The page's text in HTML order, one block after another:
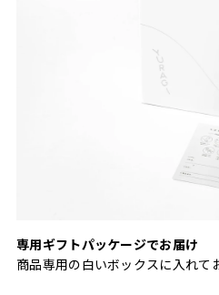
専用ギフトパッケージでお届け
商品専用の白いボックスに入れて